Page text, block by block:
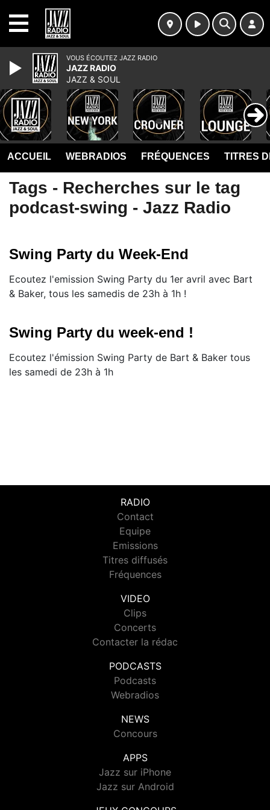
ACCUEIL WEBRADIOS FRÉQUENCES TITRES
Tags - Recherches sur le tag
podcast-swing - Jazz Radio
Swing Party du Week-End
Ecoutez l'emission Swing Party du 1er avril avec Bart
& Baker, tous les samedis de 23h à 1h !
Swing Party du week-end !
Ecoutez l'émission Swing Party de Bart & Baker tous
les samedi de 23h à 1h
RADIO
Contact
Equipe
Emissions
Titres diffusés
Fréquences
VIDEO
Clips
Concerts
Contacter la rédac
PODCASTS
Podcasts
Webradios
NEWS
Concours
APPS
Jazz sur iPhone
Jazz sur Android
VOUS ÉCOUTEZ JAZZ RADIO
JAZZ RADIO
JAZZ & SOUL